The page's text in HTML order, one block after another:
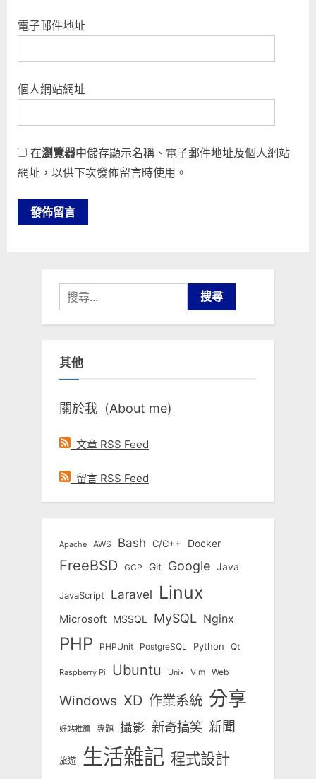
電子郵件地址
個人網站網址
在瀏覽器中儲存顯示名稱、電子郵件地址及個人網站
網址，以供下次發佈留言時使用。
搜
尋
關
字:
其他
關於我 (About me)
文章 RSS Feed
留言 RSS Feed
Apache AWS Bash C/C++ Docker
FreeBSD GCP Git Google Java
JavaScript Laravel Linux
Microsoft MSSQL MySQL Nginx
PHP PHPUnit PostgreSQL Python Qt
Raspberry Pi Ubuntu Unix Vim Web
Windows XD 作業系統 分享
好站推薦 專題 攝影 新奇搞笑 新聞
旅遊 生活雜記 程式設計